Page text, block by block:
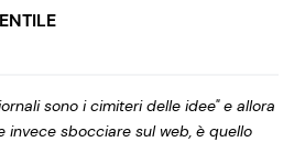
sono i cimiteri delle idee" e allora
invece sbocciare sul web, è quello